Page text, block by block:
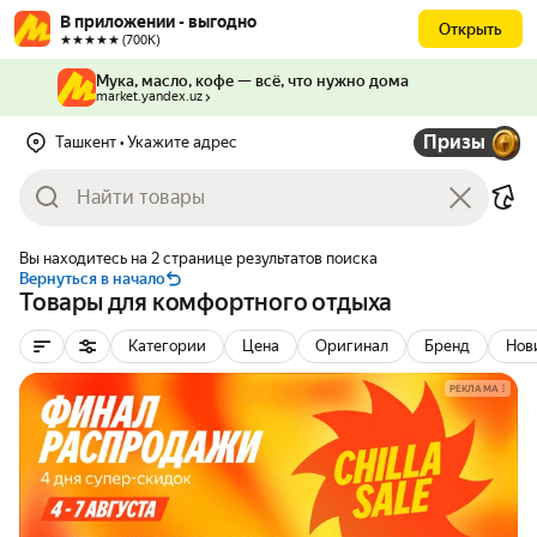
В приложении - выгодно
★★★★★ (700К)
Открыть
Мука, масло, кофе — всё, что нужно дома
market.yandex.uz
Ташкент • Укажите адрес Призы
Вы находитесь на 2 странице результатов поиска
Вернуться в начало
Товары для комфортного отдыха
Категории Цена Оригинал Бренд
РЕКЛАМА